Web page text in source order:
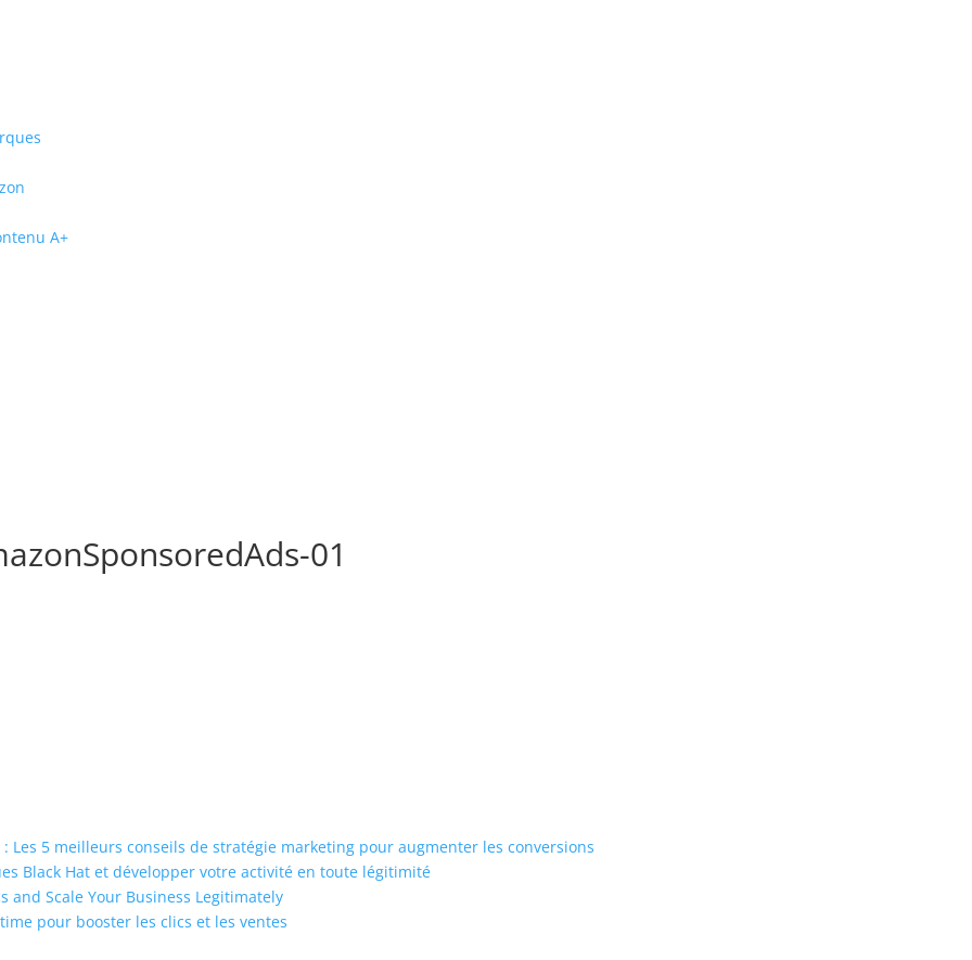
A+
01
Les 5 meilleurs conseils de stratégie marketing pour augmenter les conversions
Black Hat et développer votre activité en toute légitimité
and Scale Your Business Legitimately
pour booster les clics et les ventes